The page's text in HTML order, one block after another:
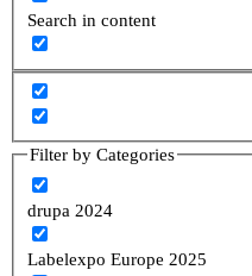
Search in content
Filter by Categories
drupa 2024
Labelexpo Europe 2025